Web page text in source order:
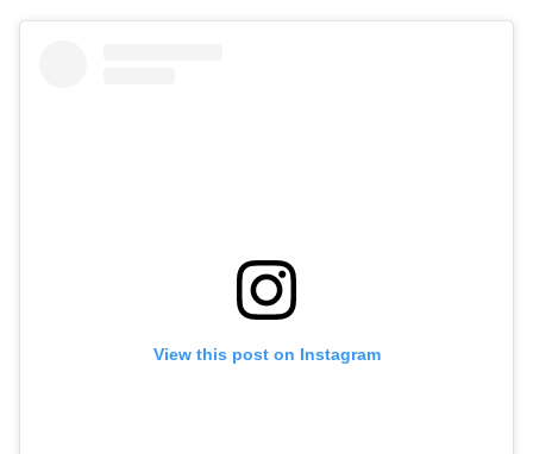
View this post on Instagram